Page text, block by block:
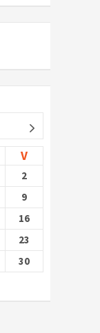
V
2
9
16
23
30